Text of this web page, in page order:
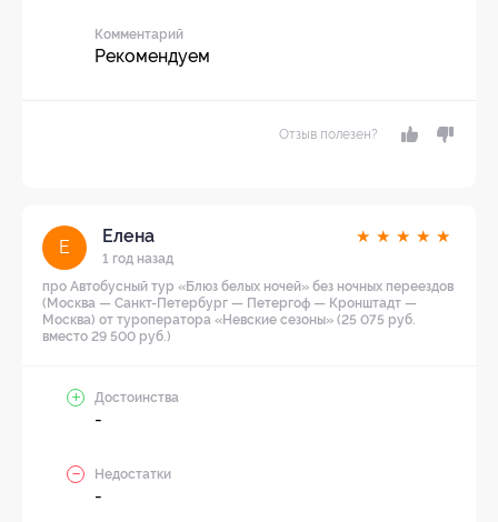
Комментарий
Рекомендуем
Отзыв полезен?
Е
Елена
1 год назад
★ ★ ★ ★ ★
про Автобусный тур «Блюз белых ночей» без ночных переездов
(Москва — Санкт-Петербург — Петергоф — Кронштадт —
Москва) от туроператора «Невские сезоны» (25 075 руб.
вместо 29 500 руб.)
Достоинства
-
Недостатки
-